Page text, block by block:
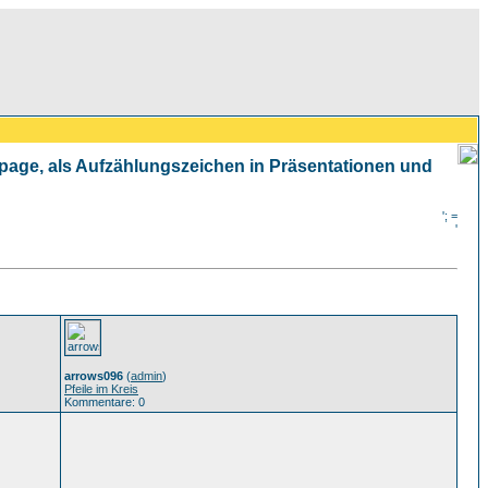
als Aufzählungszeichen in Präsentationen und
'; =
'
arrows096 (admin)
Pfeile im Kreis
Kommentare: 0